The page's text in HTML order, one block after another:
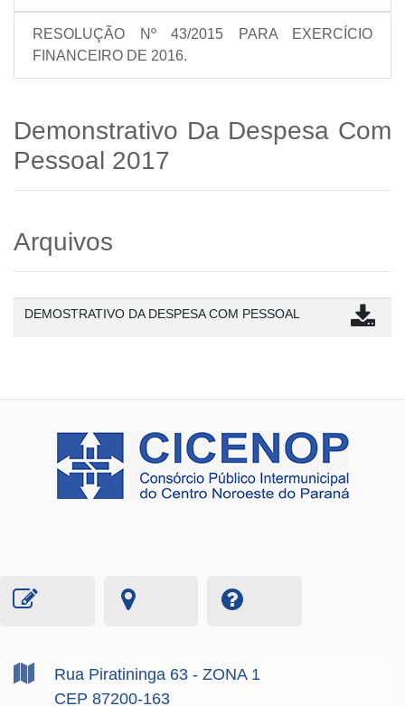
RESOLUÇÃO Nº 43/2015 PARA EXERCÍCIO
FINANCEIRO DE 2016.
Demonstrativo Da Despesa Com
Pessoal 2017
Arquivos
DEMOSTRATIVO DA DESPESA COM PESSOAL
Rua Piratininga 63 - ZONA 1
CEP 87200-163